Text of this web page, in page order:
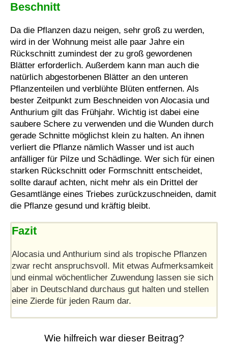
Beschnitt
Da die Pflanzen dazu neigen, sehr groß zu werden,
wird in der Wohnung meist alle paar Jahre ein
Rückschnitt zumindest der zu groß gewordenen
Blätter erforderlich. Außerdem kann man auch die
natürlich abgestorbenen Blätter an den unteren
Pflanzenteilen und verblühte Blüten entfernen. Als
bester Zeitpunkt zum Beschneiden von Alocasia und
Anthurium gilt das Frühjahr. Wichtig ist dabei eine
saubere Schere zu verwenden und die Wunden durch
gerade Schnitte möglichst klein zu halten. An ihnen
verliert die Pflanze nämlich Wasser und ist auch
anfälliger für Pilze und Schädlinge. Wer sich für einen
starken Rückschnitt oder Formschnitt entscheidet,
sollte darauf achten, nicht mehr als ein Drittel der
Gesamtlänge eines Triebes zurückzuschneiden, damit
die Pflanze gesund und kräftig bleibt.
Fazit
Alocasia und Anthurium sind als tropische Pflanzen
zwar recht anspruchsvoll. Mit etwas Aufmerksamkeit
und einmal wöchentlicher Zuwendung lassen sie sich
aber in Deutschland durchaus gut halten und stellen
eine Zierde für jeden Raum dar.
Wie hilfreich war dieser Beitrag?